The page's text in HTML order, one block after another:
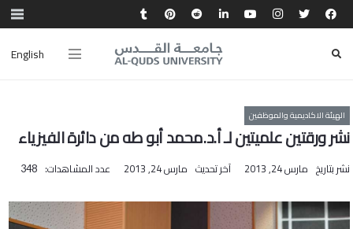
English
الهيئة الاكاديمية والموظفين
نشر ورقتين علميتين لـ أ.د.محمد أبو طه من دائرة الفيزياء
نشر بتاريخ مارس 24, 2013 آخر تحديث مارس 24, 2013 عدد المشاهدات: 348